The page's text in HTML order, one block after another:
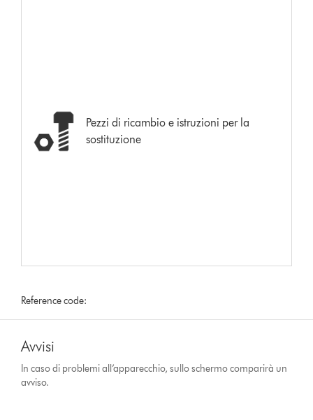
Pezzi di ricambio e istruzioni per la
sostituzione
Reference code:
Avvisi
In caso di problemi all’apparecchio, sullo schermo comparirà un
avviso.